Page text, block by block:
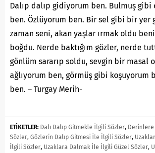
Dalıp dalıp gidiyorum ben. Bulmuş gibi
ben. Özlüyorum ben. Bir sel gibi bir yer
zaman seni, akan yaşlar ırmak oldu
boğdu. Nerde baktığım gözler, nerde
gönlüm sararıp soldu, sevgin bir masal
ağlıyorum ben, görmüş gibi koşuyorum
ben. – Turgay Merih-
ETİKETLER: Dalı Dalıp Gitmekle İlgili Sözler,
Sözler, Gözlerin Dalıp Gitmesi İle İlgili Sözler,
İlgili Sözler, Uzaklara Dalmak İle İlgili Güzel Sözler,